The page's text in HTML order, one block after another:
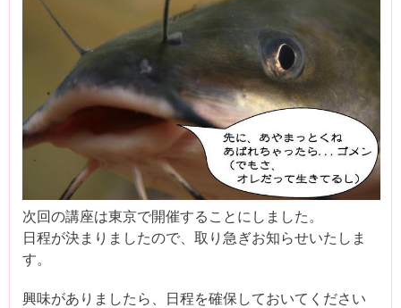
次回の講座は東京で開催することにしました。
日程が決まりましたので、取り急ぎお知らせいたしま
す。
興味がありましたら、日程を確保しておいてください